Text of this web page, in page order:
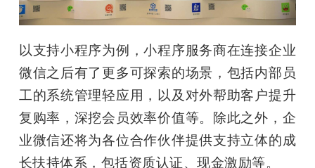
以支持小程序为例，小程序服务商在连接企业
微信之后有了更多可探索的场景，包括内部员
工的系统管理轻应用，以及对外帮助客户提升
复购率，深挖会员效率价值等。除此之外，企
业微信还将为各位合作伙伴提供支持立体的成
长扶持体系，包括资质认证、现金激励等。